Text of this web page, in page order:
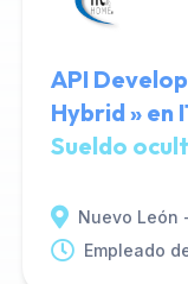
API
Hybrid » en
Sueldo
Nuevo León
Empleado